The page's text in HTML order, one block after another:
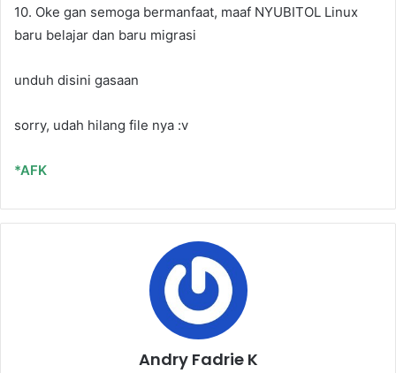
10. Oke gan semoga bermanfaat, maaf NYUBITOL Linux
baru belajar dan baru migrasi
unduh disini gasaan
sorry, udah hilang file nya :v
*AFK
Andry Fadrie K